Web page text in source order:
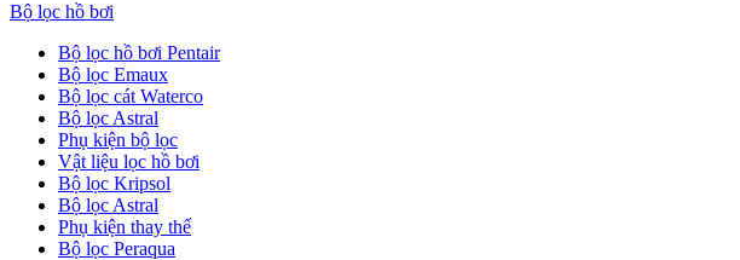
Bộ lọc hồ bơi
Bộ lọc hồ bơi Pentair
Bộ lọc Emaux
Bộ lọc cát Waterco
Bộ lọc Astral
Phụ kiện bộ lọc
Vật liệu lọc hồ bơi
Bộ lọc Kripsol
Bộ lọc Astral
Phụ kiện thay thế
Bộ lọc Peraqua